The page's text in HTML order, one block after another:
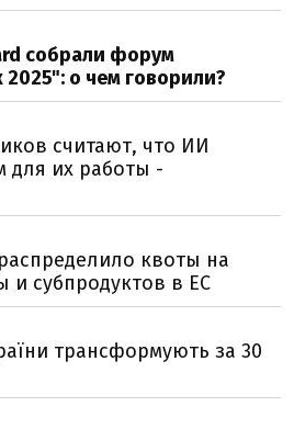
собрали форум
о чем говорили?
считают, что ИИ
для их работы -
квоты на
и субпродуктов в ЕС
трансформують за 30